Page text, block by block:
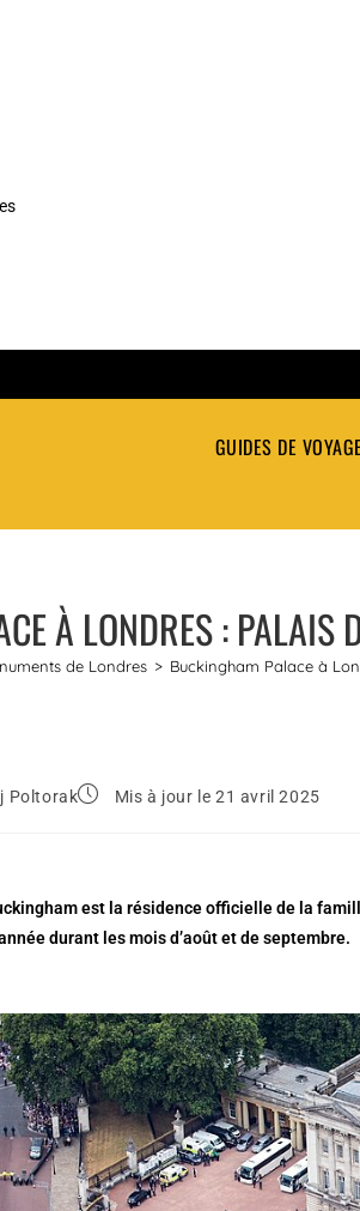
GUIDES DE VOYAGE
À LONDRES : PALAIS
de Londres > Buckingham Palace à
Poltorak Mis à jour le 21 avril 2025
est la résidence officielle de la
durant les mois d’août et de septembre.